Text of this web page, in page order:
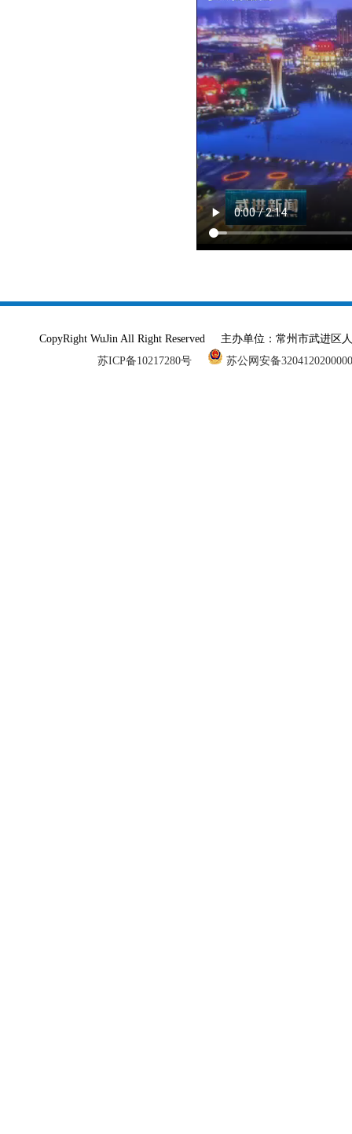
CopyRight WuJin All Right Reserved 主办单位：常州市武进
苏ICP备10217280号
苏公网安备